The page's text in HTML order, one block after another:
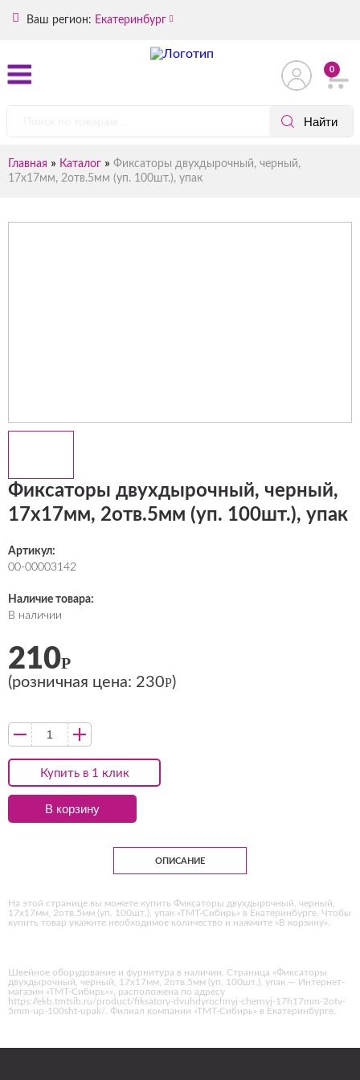
Ваш регион: Екатеринбург
0
Главная » Каталог » Фиксаторы двухдырочный, черный,
17х17мм, 2отв.5мм (уп. 100шт.), упак
Фиксаторы двухдырочный, черный,
17х17мм, 2отв.5мм (уп. 100шт.), упак
Артикул:
00-00003142
Наличие товара:
В наличии
Купить в 1 клик
210Р
(розничная цена: 230Р)
В корзину
ОПИСАНИЕ
На этой странице вы можете купить Фиксаторы двухдырочный, черный,
17х17мм, 2отв.5мм (уп. 100шт.), упак «ТМТ-Сибирь» в Екатеринбурге. Чтобы
купить товар укажите необходимое количество и нажмите «В корзину».
Швейное оборудование и фурнитура в наличии. Страница «Фиксаторы
двухдырочный, черный, 17х17мм, 2отв.5мм (уп. 100шт.), упак — Интернет-
магазин «ТМТ-Сибирь»», расположена по адресу
https://ekb.tmtsib.ru/product/fiksatory-dvuhdyrochnyj-chernyj-17h17mm-2otv-
5mm-up-100sht-upak/. Филиал компании «ТМТ-Сибирь» в Екатеринбурге.